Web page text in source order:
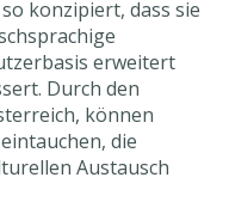
konzipiert, dass sie
erweitert
Durch den
können
die
Austausch